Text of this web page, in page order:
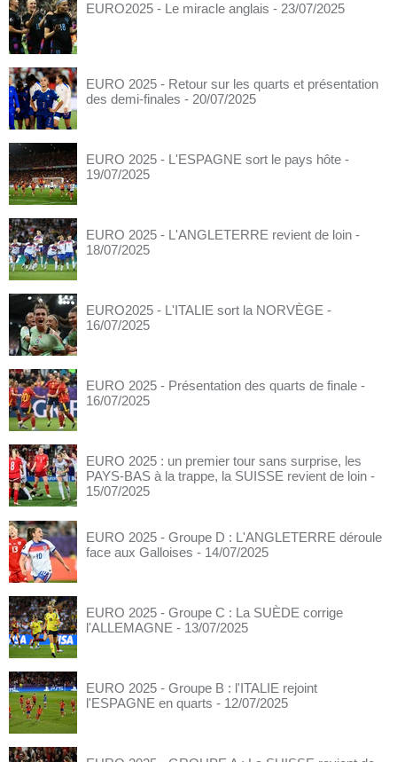
EURO2025 - Le miracle anglais - 23/07/2025
EURO 2025 - Retour sur les quarts et présentation
des demi-finales - 20/07/2025
EURO 2025 - L'ESPAGNE sort le pays hôte -
19/07/2025
EURO 2025 - L'ANGLETERRE revient de loin -
18/07/2025
EURO2025 - L'ITALIE sort la NORVÈGE -
16/07/2025
EURO 2025 - Présentation des quarts de finale -
16/07/2025
EURO 2025 : un premier tour sans surprise, les
PAYS-BAS à la trappe, la SUISSE revient de loin -
15/07/2025
EURO 2025 - Groupe D : L'ANGLETERRE déroule
face aux Galloises - 14/07/2025
EURO 2025 - Groupe C : La SUÈDE corrige
l'ALLEMAGNE - 13/07/2025
EURO 2025 - Groupe B : l'ITALIE rejoint
l'ESPAGNE en quarts - 12/07/2025